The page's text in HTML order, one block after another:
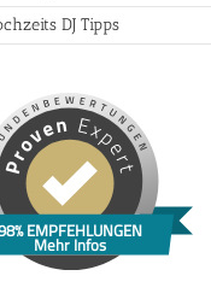
DJ Tipps
EMPFEHLUNGEN
Mehr Infos